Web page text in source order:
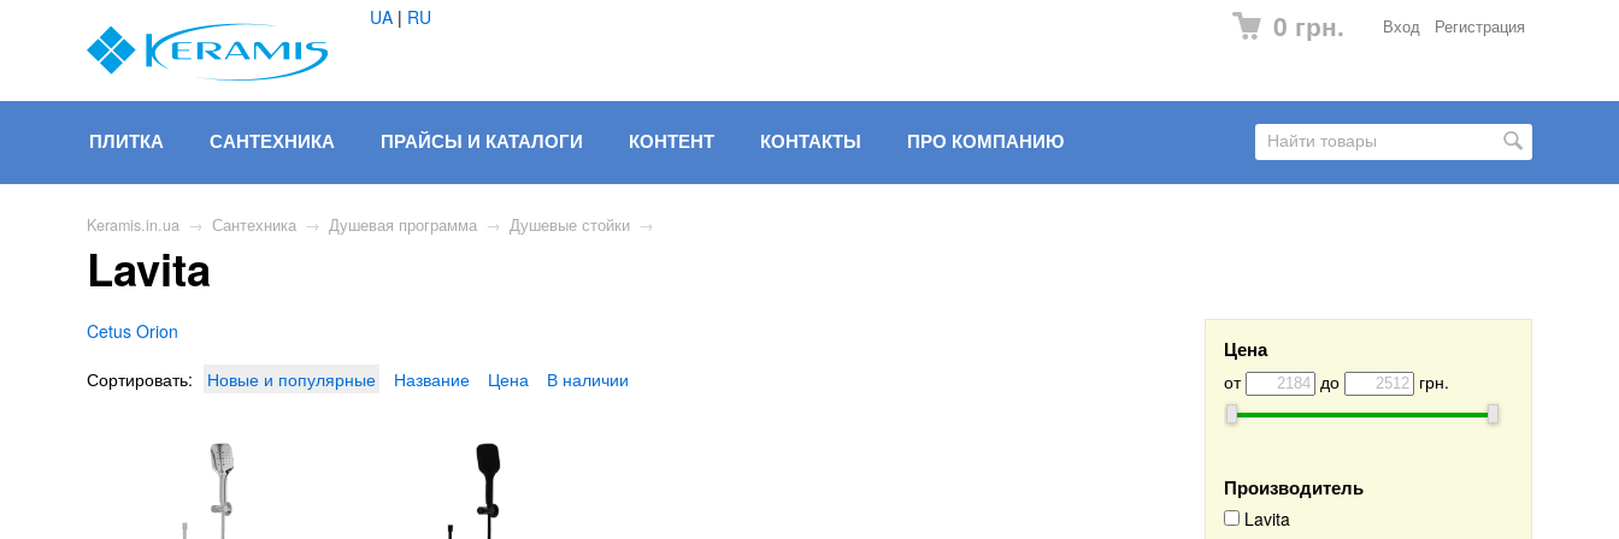
Вход Регистрация
0 грн.
UA | RU
ПЛИТКА САНТЕХНИКА ПРАЙСЫ И КАТАЛОГИ КОНТЕНТ КОНТАКТЫ ПРО КОМПАНИЮ
Keramis.in.ua → Сантехника → Душевая программа → Душевые стойки →
Lavita
Цена
от до грн.
Производитель
Lavita
Cetus Orion
Сортировать:
Новые и популярные Название Цена В наличии